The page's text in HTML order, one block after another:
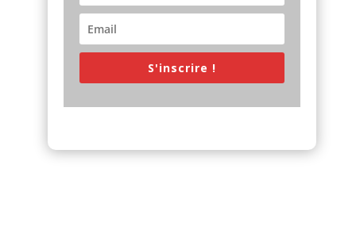
S'inscrire !